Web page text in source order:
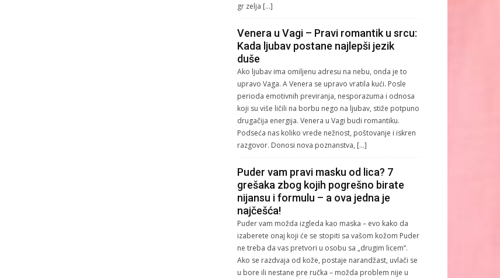
gr zelja […]
Venera u Vagi – Pravi romantik u srcu:
Kada ljubav postane najlepši jezik
duše
Ako ljubav ima omiljenu adresu na nebu, onda je to
upravo Vaga. A Venera se upravo vratila kući. Posle
perioda emotivnih previranja, nesporazuma i odnosa
koji su više ličili na borbu nego na ljubav, stiže potpuno
drugačija energija. Venera u Vagi budi romantiku.
Podseća nas koliko vrede nežnost, poštovanje i iskren
razgovor. Donosi nova poznanstva, […]
Puder vam pravi masku od lica? 7
grešaka zbog kojih pogrešno birate
nijansu i formulu – a ova jedna je
najčešća!
Puder vam možda izgleda kao maska – evo kako da
izaberete onaj koji će se stopiti sa vašom kožom Puder
ne treba da vas pretvori u osobu sa „drugim licem“.
Ako se razdvaja od kože, postaje narandžast, uvlači se
u bore ili nestane pre ručka – možda problem nije u